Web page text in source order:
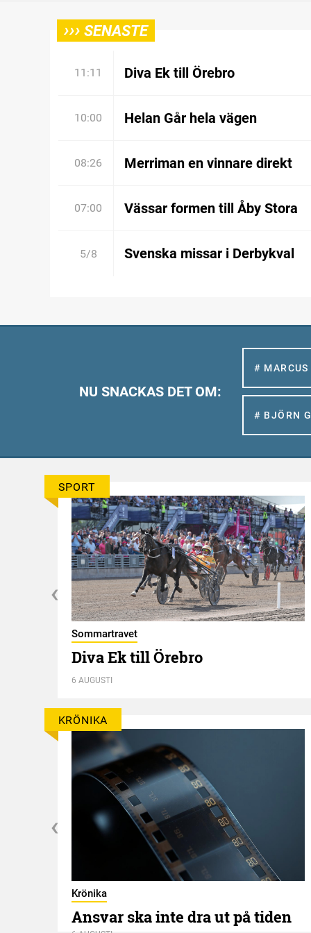
››› SENASTE
11:11 Diva Ek till Örebro
10:00 Helan Går hela vägen
08:26 Merriman en vinnare direkt
07:00 Vässar formen till Åby Stora
5/8 Svenska missar i Derbykval
NU SNACKAS DET OM:
#
# BJÖRN
SPORT
Sommartravet
Diva Ek till Örebro
6 AUGUSTI
KRÖNIKA
Krönika
Ansvar ska inte dra ut på tiden